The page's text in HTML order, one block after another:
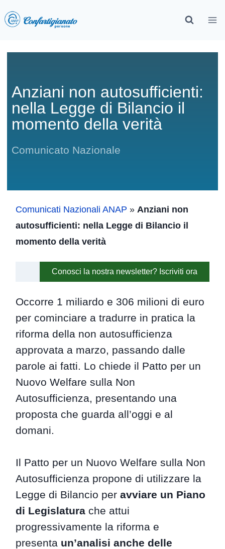
Anziani non autosufficienti:
nella Legge di Bilancio il
momento della verità
Comunicato Nazionale
Comunicati Nazionali ANAP » Anziani non
autosufficienti: nella Legge di Bilancio il
momento della verità
Conosci la nostra newsletter? Iscriviti ora
Occorre 1 miliardo e 306 milioni di euro
per cominciare a tradurre in pratica la
riforma della non autosufficienza
approvata a marzo, passando dalle
parole ai fatti. Lo chiede il Patto per un
Nuovo Welfare sulla Non
Autosufficienza, presentando una
proposta che guarda all’oggi e al
domani.
Il Patto per un Nuovo Welfare sulla Non
Autosufficienza propone di utilizzare la
Legge di Bilancio peravviare un Piano
di Legislatura che attui
progressivamente la riforma e
presenta un’analisi anche delle